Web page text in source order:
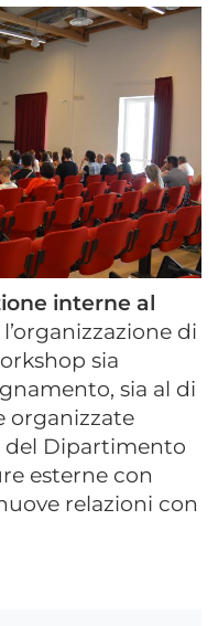
interne al
l’organizzazione di
sia
sia al di
organizzate
Dipartimento
esterne con
relazioni con